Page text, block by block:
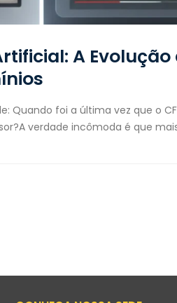
A Evolução
Quando foi a última vez que o
verdade incômoda é que